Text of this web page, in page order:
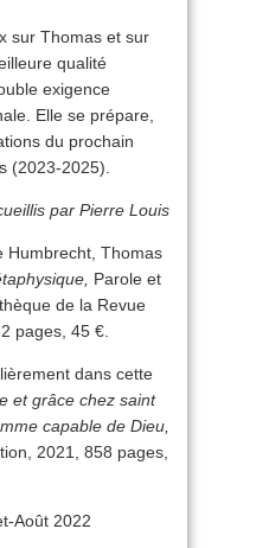
sur Thomas et sur
qualité
exigence
Elle se prépare,
du prochain
(2023-2025).
par Pierre Louis
Humbrecht, Thomas
Parole et
de la Revue
pages, 45 €.
dans cette
et grâce chez saint
capable de Dieu,
2021, 858 pages,
Août 2022